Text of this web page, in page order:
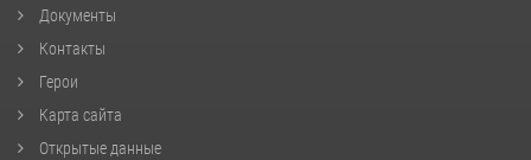
Документы
Контакты
Герои
Карта сайта
Открытые данные